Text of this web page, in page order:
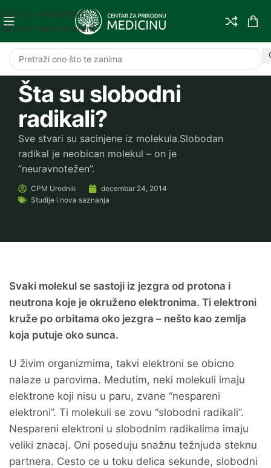
Skip to navigation
Skip to main content
Šta su slobodni
radikali?
Sve stvari su sacinjene iz molekula.Slobodan
radikal je neobican molekul – on je
“neuravnotežen”.
CPM Urednik
decembar 24, 2014
Studije i nova saznanja
Svaki molekul se sastoji iz jezgra od protona i
neutrona koje je okruženo elektronima. Ti elektroni
kruže po orbitama oko jezgra – nešto kao zemlja
koja putuje oko sunca.
U živim organizmima, takvi elektroni se obicno
nalaze u parovima. Medutim, neki molekuli imaju
elektrone koji nisu u paru, zvane “nespareni
elektroni”. Ti molekuli se zovu “slobodni radikali”.
Nespareni elektroni u slobodnim radikalima imaju
veliki znacaj. Oni poseduju snažnu težnjuda steknu
partnera. Cesto ce u toku delica sekunde, slobodni